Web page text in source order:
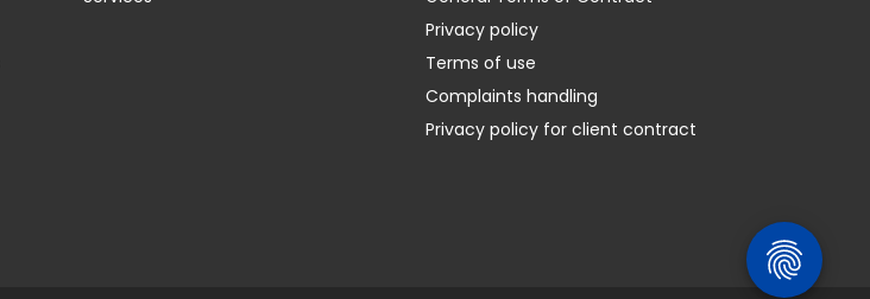
Privacy policy
Terms of use
Complaints handling
Privacy policy for client contract